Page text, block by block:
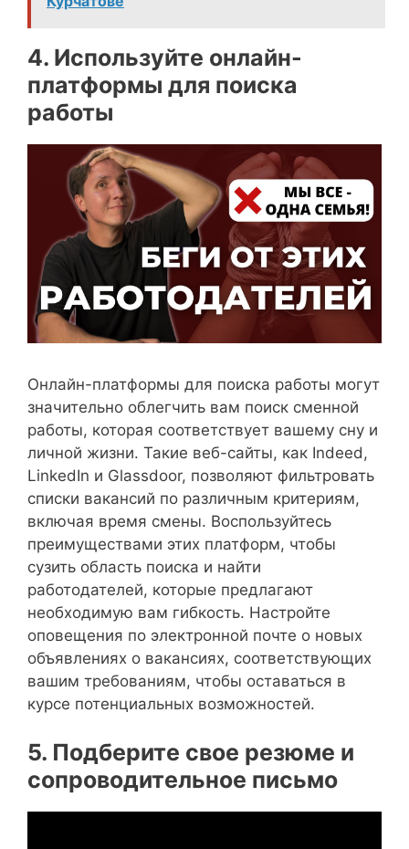
4. Используйте онлайн-
платформы для поиска
работы
Онлайн-платформы для поиска работы могут
значительно облегчить вам поиск сменной
работы, которая соответствует вашему сну и
личной жизни. Такие веб-сайты, как Indeed,
LinkedIn и Glassdoor, позволяют фильтровать
списки вакансий по различным критериям,
включая время смены. Воспользуйтесь
преимуществами этих платформ, чтобы
сузить область поиска и найти
работодателей, которые предлагают
необходимую вам гибкость. Настройте
оповещения по электронной почте о новых
объявлениях о вакансиях, соответствующих
вашим требованиям, чтобы оставаться в
курсе потенциальных возможностей.
5. Подберите свое резюме и
сопроводительное письмо